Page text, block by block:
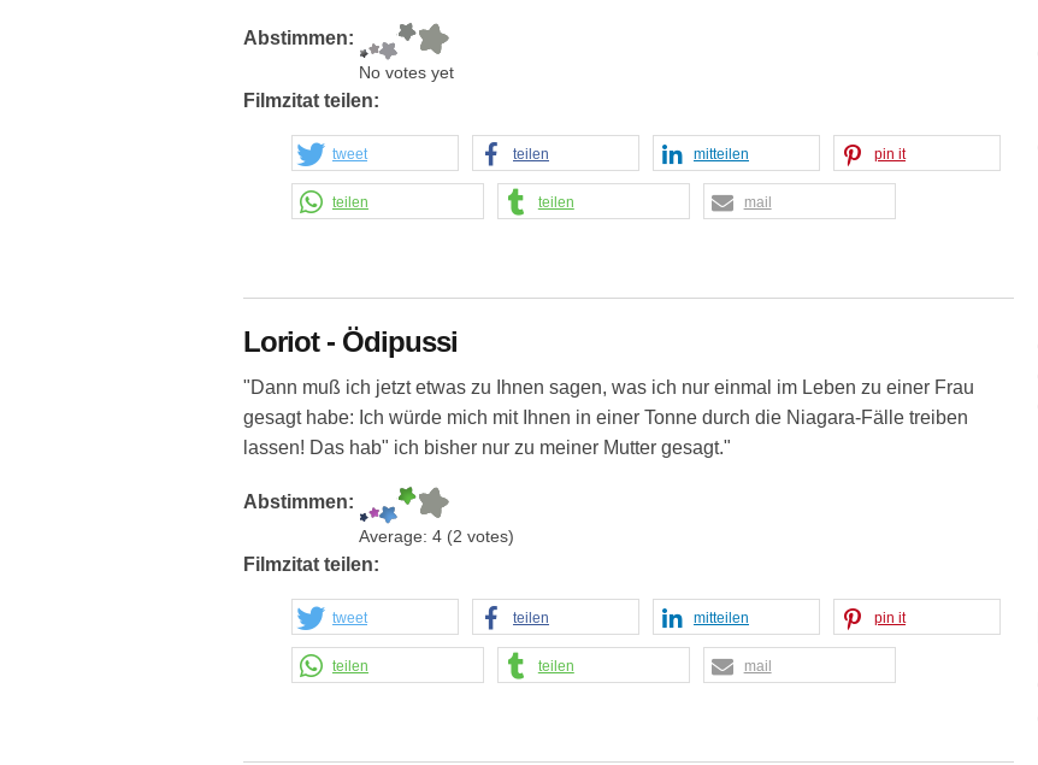
Abstimmen:
No votes yet
Filmzitat teilen:
tweet teilen mitteilen pin it
teilen teilen mail
Loriot - Ödipussi
"Dann muß ich jetzt etwas zu Ihnen sagen, was ich nur einmal im Leben zu einer Frau
gesagt habe: Ich würde mich mit Ihnen in einer Tonne durch die Niagara-Fälle treiben
lassen! Das hab" ich bisher nur zu meiner Mutter gesagt."
Abstimmen:
Average: 4 (2 votes)
Filmzitat teilen:
tweet teilen mitteilen pin it
teilen teilen mail